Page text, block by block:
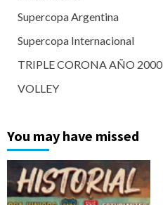
Supercopa Argentina
Supercopa Internacional
TRIPLE CORONA AÑO 2000
VOLLEY
You may have missed